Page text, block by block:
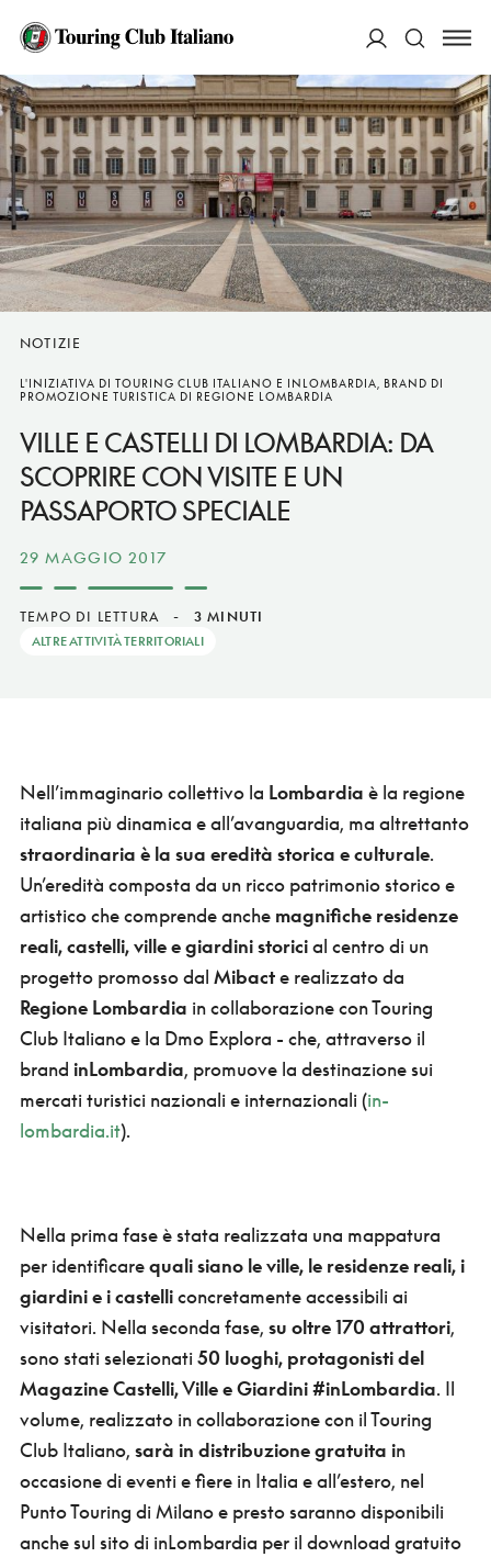
Cerca
NOTIZIE
L'INIZIATIVA DI TOURING CLUB ITALIANO E INLOMBARDIA, BRAND DI
PROMOZIONE TURISTICA DI REGIONE LOMBARDIA
VILLE E CASTELLI DI LOMBARDIA: DA
SCOPRIRE CON VISITE E UN
PASSAPORTO SPECIALE
29 MAGGIO 2017
TEMPO DI LETTURA - 3 MINUTI
ALTRE ATTIVITÀ TERRITORIALI
Nell’immaginario collettivo la Lombardia è la regione
italiana più dinamica e all’avanguardia, ma altrettanto
straordinaria è la sua eredità storica e culturale.
Un’eredità composta da un ricco patrimonio storico e
artistico che comprende anche magnifiche residenze
reali, castelli, ville e giardini storicial centro di un
progetto promosso dal Mibacte realizzato da
Regione Lombardia in collaborazione con Touring
Club Italiano e la Dmo Explora - che, attraverso il
brand inLombardia, promuove la destinazione sui
mercati turistici nazionali e internazionali (in-
lombardia.it).
Nella prima fase è stata realizzata una mappatura
per identificarequali siano le ville, le residenze reali, i
giardini e i castelliconcretamente accessibili ai
visitatori. Nella seconda fase, su oltre 170 attrattori,
sono stati selezionati50 luoghi, protagonisti del
Magazine Castelli, Ville e Giardini #inLombardia. Il
volume, realizzato in collaborazione con il Touring
Club Italiano, sarà in distribuzione gratuita in
occasione di eventi e fiere in Italia e all’estero, nel
Punto Touring di Milano e presto saranno disponibili
anche sul sito di inLombardia per il download gratuito